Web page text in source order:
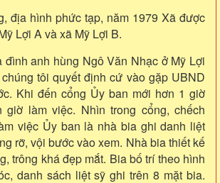
địa hình phức tạp, năm 1979 Xã được
Lợi A và xã Mỹ Lợi B.
đình anh hùng Ngô Văn Nhạc ở Mỹ Lợi
tôi quyết định cứ vào gặp UBND
Khi đến cổng Ủy ban mới hơn 1 giờ
giờ làm việc. Nhìn trong cổng, chếch
việc Ủy ban là nhà bia ghi danh liệt
rỡ, vội bước vào xem. Nhà bia thiết kế
trông khá đẹp mắt. Bia bố trí theo hình
danh sách liệt sỹ ghi trên 8 mặt bia.